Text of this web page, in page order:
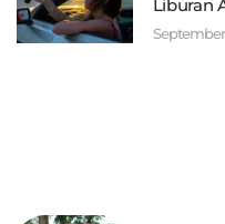
Liburan